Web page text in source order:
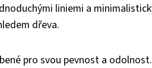
liniemi a
dřeva.
pro svou pevnost a